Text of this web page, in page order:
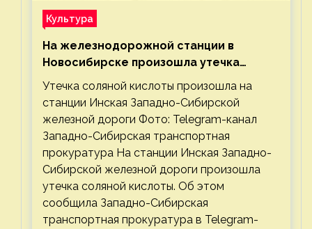
Культура
На железнодорожной станции в
Новосибирске произошла утечка
соляной кислоты
Утечка соляной кислоты произошла на
станции Инская Западно-Сибирской
железной дороги Фото: Telegram-канал
Западно-Сибирская транспортная
прокуратура На станции Инская Западно-
Сибирской железной дороги произошла
утечка соляной кислоты. Об этом
сообщила Западно-Сибирская
транспортная прокуратура в Telegram-